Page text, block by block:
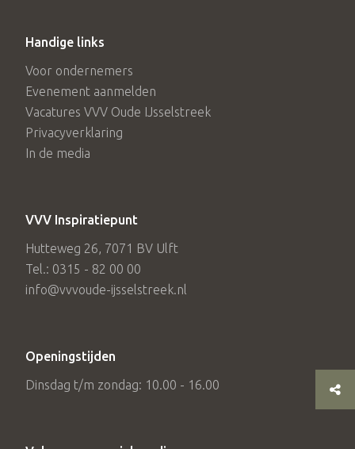
Handige links
Voor ondernemers
Evenement aanmelden
Vacatures VVV Oude IJsselstreek
Privacyverklaring
In de media
VVV Inspiratiepunt
Hutteweg 26, 7071 BV Ulft
Tel.: 0315 - 82 00 00
info@vvvoude-ijsselstreek.nl
Openingstijden
Dinsdag t/m zondag: 10.00 - 16.00